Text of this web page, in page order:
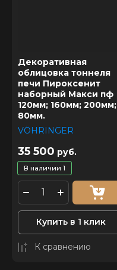
Декоративная
облицовка тоннеля
печи Пироксенит
наборный Макси пф
120мм; 160мм; 200мм;
80мм.
VÖHRINGER
В наличии 1
35 500 руб.
Купить в 1 клик
К сравнению